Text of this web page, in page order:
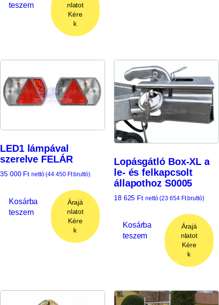
teszem
nlatot
Kére
k
LED1 lámpával
szerelve FELÁR
35 000 Ft nettó (44 450 Ftbruttó)
Kosárba
teszem
Árajá
nlatot
Kére
k
Lopásgátló Box-XL a
le- és felkapcsolt
állapothoz S0005
18 625 Ft nettó (23 654 Ftbruttó)
Kosárba
teszem
Árajá
nlatot
Kére
k